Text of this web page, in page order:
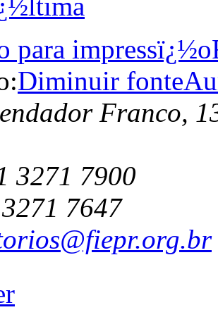
para impressï¿½o
Diminuir fonte
Franco,
3271 7900
7647